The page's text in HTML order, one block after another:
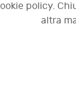
2009 - 2026
policy.
altra